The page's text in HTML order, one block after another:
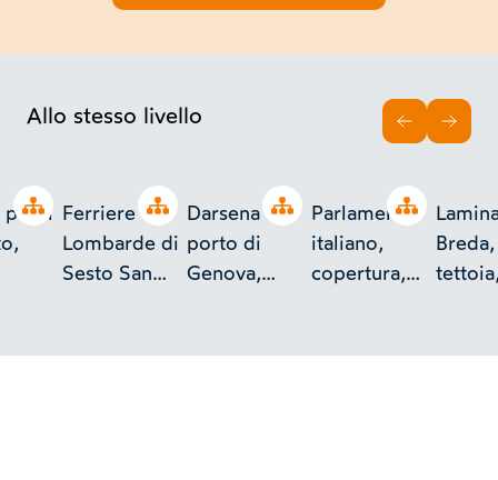
Allo stesso livello
Open tree
per il
Open tree
Ferriere
Lombarde di
Sesto San
Open tree
Darsena del
porto di
Genova,
Open tree
Parlamento
italiano,
copertura,
Breda,
INDIETRO